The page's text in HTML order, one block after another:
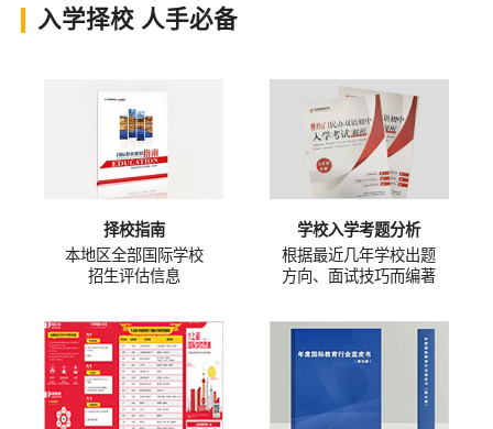
入学择校 人手必备
择校指南
本地区全部国际学校
招生评估信息
学校入学考题分析
根据最近几年学校出题
方向、面试技巧而编著